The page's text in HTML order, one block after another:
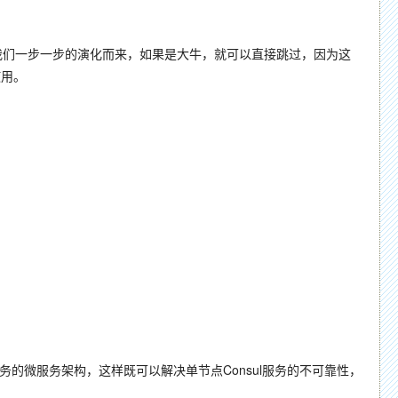
一步的演化而来，如果是大牛，就可以直接跳过，因为这
。
务架构，这样既可以解决单节点Consul服务的不可靠性，